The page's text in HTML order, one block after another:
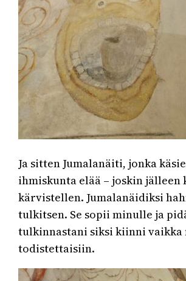
Ja sitten Jumalanäiti, jonka
ihmiskunta elää – joskin jälleen
kärvistellen. Jumalanäidiksi
tulkitsen. Se sopii minulle ja
tulkinnastani siksi kiinni vaikka
todistettaisiin.